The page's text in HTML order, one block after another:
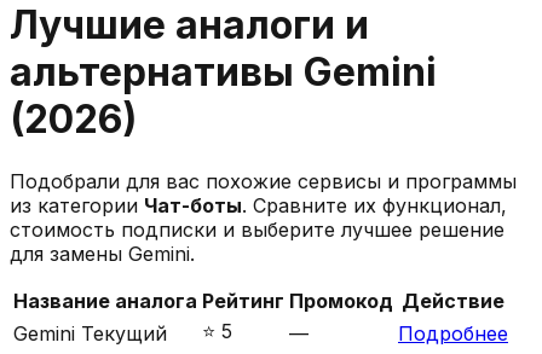
Лучшие аналоги и
альтернативы Gemini
(2026)
Подобрали для вас похожие сервисы и программы
из категории Чат-боты. Сравните их функционал,
стоимость подписки и выберите лучшее решение
для замены Gemini.
Название аналога Рейтинг Промокод Действие
Gemini Текущий ⭐️ 5 —
Подробнее